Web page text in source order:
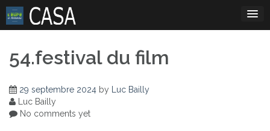
Skip
content
54.festival du film
29 septembre 2024 by Luc Bailly
Luc Bailly
No comments yet